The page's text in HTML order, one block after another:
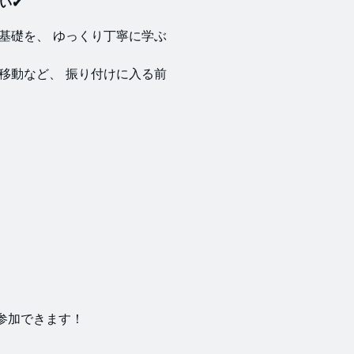
礎を、 ゆっくり丁寧に学ぶ
動など、 振り付けに入る前
できます！